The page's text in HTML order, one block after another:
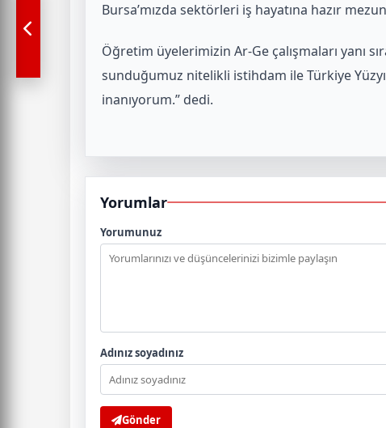
Bursa’mızda sektörleri iş hayatına hazır
Öğretim üyelerimizin Ar-Ge çalışmaları yanı
sunduğumuz nitelikli istihdam ile Türkiye
inanıyorum.” dedi.
Yorumlar
Yorumunuz
Adınız soyadınız
Gönder